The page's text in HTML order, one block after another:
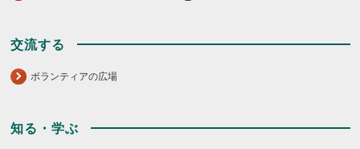
交流する
ボランティアの広場
知る・学ぶ